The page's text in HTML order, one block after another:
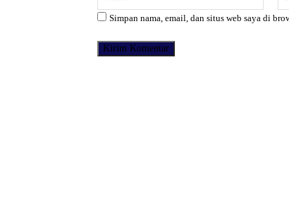
Simpan nama, email, dan situs web saya di